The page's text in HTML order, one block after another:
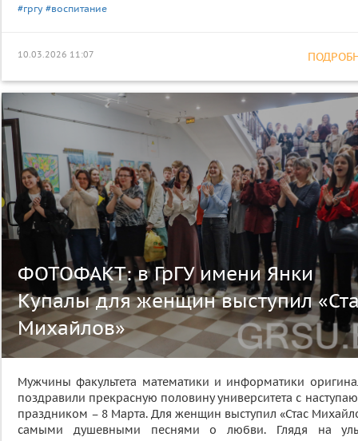
#гргу #воспитание
10.03.2026 11:07
ФОТОФАКТ: в ГрГУ имени Янки
Купалы для женщин выступил
Михайлов»
Мужчины факультета математики и информатики
поздравили прекрасную половину университета с
праздником – 8 Марта. Для женщин выступил «Стас
самыми душевными песнями о любви. Глядя на